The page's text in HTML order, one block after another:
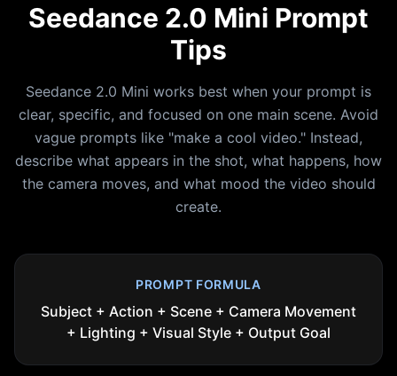
Seedance 2.0 Mini Prompt
Tips
Seedance 2.0 Mini works best when your prompt is
clear, specific, and focused on one main scene. Avoid
vague prompts like "make a cool video." Instead,
describe what appears in the shot, what happens, how
the camera moves, and what mood the video should
create.
PROMPT FORMULA
Subject + Action + Scene + Camera Movement
+ Lighting + Visual Style + Output Goal